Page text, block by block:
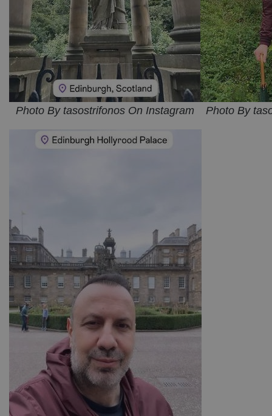
Photo By tasostrifonos On Instagram Photo By